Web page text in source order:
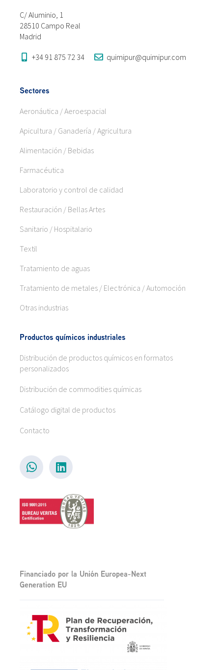
C/ Aluminio, 1
28510 Campo Real
Madrid
+34 91 875 72 34 quimipur@quimipur.com
Sectores
Aeronáutica / Aeroespacial
Apicultura / Ganadería / Agricultura
Alimentación / Bebidas
Farmacéutica
Laboratorio y control de calidad
Restauración / Bellas Artes
Sanitario / Hospitalario
Textil
Tratamiento de aguas
Tratamiento de metales / Electrónica / Automoción
Otras industrias
Productos químicos industriales
Distribución de productos químicos en formatos
personalizados
Distribución de commodities químicas
Catálogo digital de productos
Contacto
Financiado por la Unión Europea-Next
Generation EU